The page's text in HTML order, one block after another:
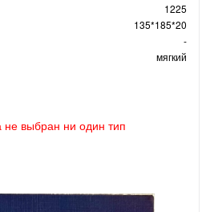
1225
135*185*20
-
мягкий
не выбран ни один тип